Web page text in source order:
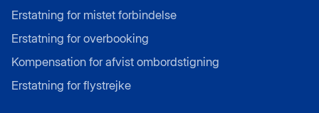
Erstatning for mistet forbindelse
Erstatning for overbooking
Kompensation for afvist ombordstigning
Erstatning for flystrejke